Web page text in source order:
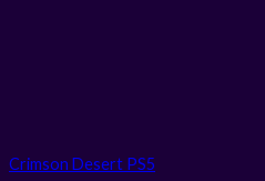
Crimson Desert PS5